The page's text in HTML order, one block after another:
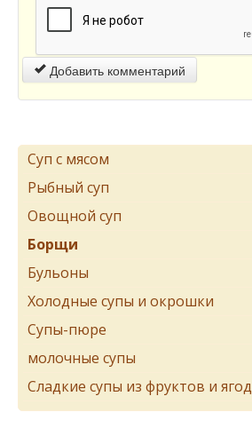
Добавить комментарий
Суп с мясом
Рыбный суп
Овощной суп
Борщи
Бульоны
Холодные супы и окрошки
Супы-пюре
молочные супы
Сладкие супы из фруктов и ягод